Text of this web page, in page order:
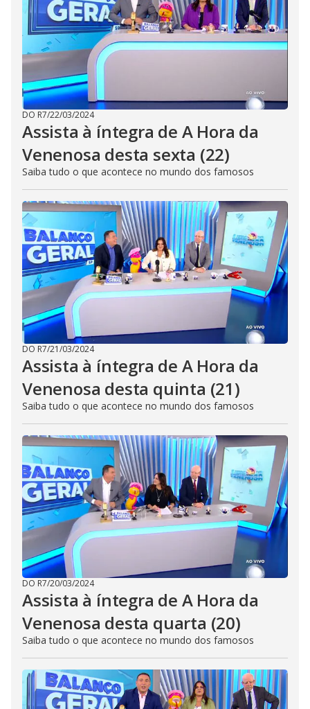
DO R7/22/03/2024
Assista à íntegra de A Hora da
Venenosa desta sexta (22)
Saiba tudo o que acontece no mundo dos famosos
DO R7/21/03/2024
Assista à íntegra de A Hora da
Venenosa desta quinta (21)
Saiba tudo o que acontece no mundo dos famosos
DO R7/20/03/2024
Assista à íntegra de A Hora da
Venenosa desta quarta (20)
Saiba tudo o que acontece no mundo dos famosos